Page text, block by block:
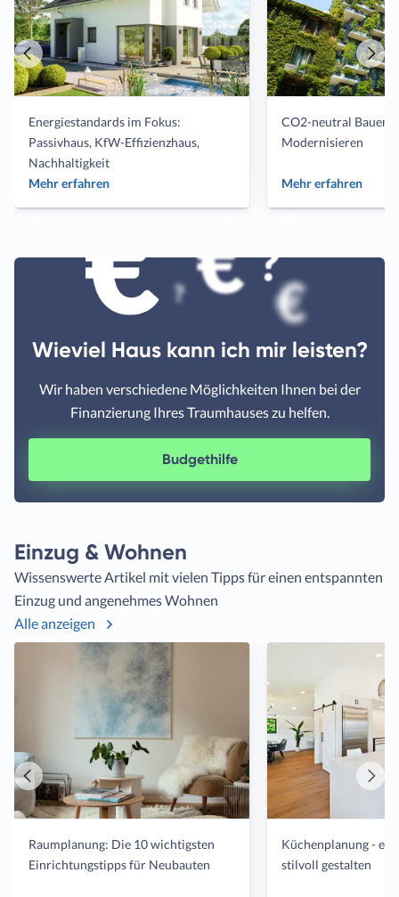
Energiestandards im Fokus:
Passivhaus, KfW-Effizienzhaus,
Nachhaltigkeit
Mehr erfahren
CO2-neutral Bauen
Modernisieren
Mehr erfahren
Vorheriger
Artikel
Wieviel Haus kann ich mir leisten?
Wir haben verschiedene Möglichkeiten Ihnen bei der
Finanzierung Ihres Traumhauses zu helfen.
Budgethilfe
Einzug & Wohnen
Wissenswerte Artikel mit vielen Tipps für einen entspannten
Einzug und angenehmes Wohnen
Alle anzeigen
Raumplanung: Die 10 wichtigsten
Einrichtungstipps für Neubauten
Küchenplanung -
stilvoll gestalten
Vorheriger
Artikel